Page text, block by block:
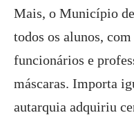
Mais, o Município
todos os alunos,
funcionários e
máscaras. Importa
autarquia adquiriu